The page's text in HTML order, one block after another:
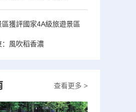
獲評國家4A級旅遊景區
風吹稻香濃
查看更多 >